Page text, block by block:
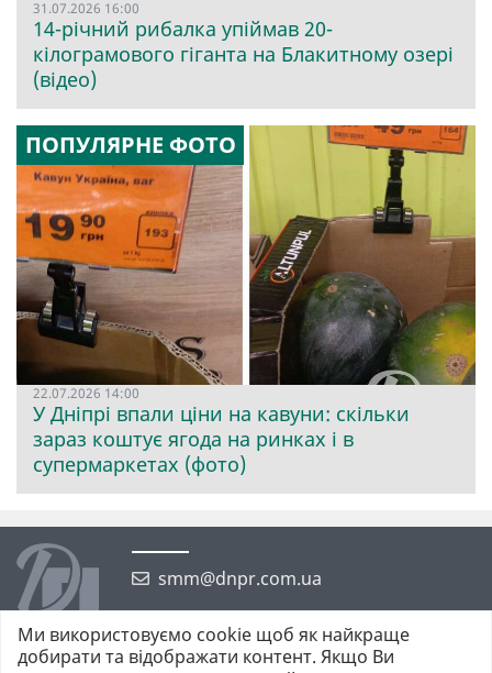
31.07.2026 16:00
14-річний рибалка упіймав 20-
кілограмового гіганта на Блакитному озері
(відео)
ПОПУЛЯРНЕ ФОТО
22.07.2026 14:00
У Дніпрі впали ціни на кавуни: скільки
зараз коштує ягода на ринках і в
супермаркетах (фото)
smm@dnpr.com.ua
Ми використовуємо cookie щоб як найкраще
добирати та відображати контент. Якщо Ви